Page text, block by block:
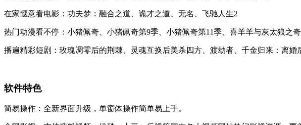
在家惬意看电影：功夫梦：融合之道、诡才之道、无名、飞驰人生2
热门动漫看不停：小猪佩奇、小猪佩奇第9季、小猪佩奇第11季、喜羊羊与灰太狼之
播遍精彩短剧：玫瑰凋零后的荆棘、灵魂互换后美杀四方、渡劫者、千金归来：离婚
软件特色
简易操作：全新界面升级，单窗体操作简单易上手。